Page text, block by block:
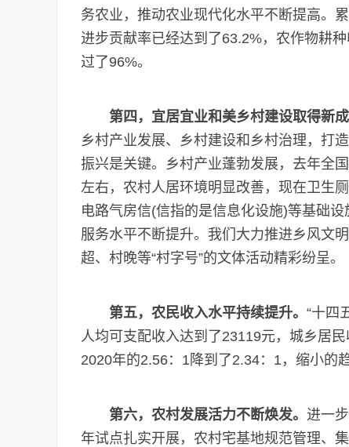
务农业，推动农业现代化水平不断提高。
进步贡献率已经达到了63.2%，农作物耕
过了96%。
第四，宜居宜业和美乡村建设取得新成
乡村产业发展、乡村建设和乡村治理，打
振兴是关键。乡村产业蓬勃发展，去年全
左右，农村人居环境明显改善，现在卫生
电路气房信(信指的是信息化设施)等基础
服务水平不断提升。我们大力推进乡风文
超、村晚等“村字号”的文体活动精彩纷呈。
第五，农民收入水平持续提升。 “十四
人均可支配收入达到了23119元，城乡居
2020年的2.56：1降到了2.34：1，缩小的
第六，农村发展活力不断焕发。 进一
年试点扎实开展，农村宅基地规范管理、